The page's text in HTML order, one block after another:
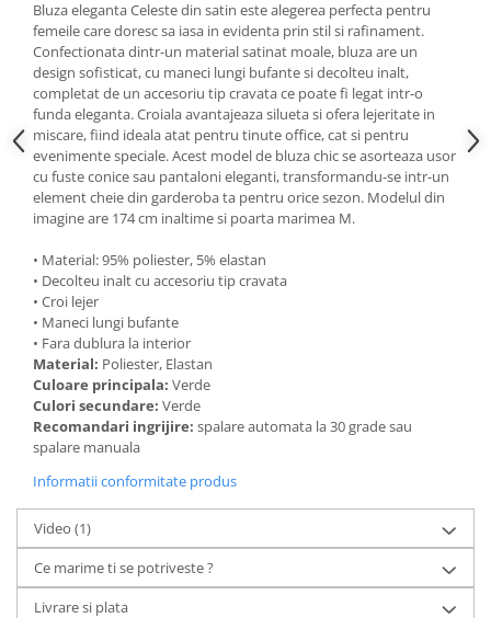
Bluza eleganta Celeste din satin este alegerea perfecta pentru
femeile care doresc sa iasa in evidenta prin stil si rafinament.
Confectionata dintr-un material satinat moale, bluza are un
design sofisticat, cu maneci lungi bufante si decolteu inalt,
completat de un accesoriu tip cravata ce poate fi legat intr-o
funda eleganta. Croiala avantajeaza silueta si ofera lejeritate in
miscare, fiind ideala atat pentru tinute office, cat si pentru
evenimente speciale. Acest model de bluza chic se asorteaza usor
cu fuste conice sau pantaloni eleganti, transformandu-se intr-un
element cheie din garderoba ta pentru orice sezon. Modelul din
imagine are 174 cm inaltime si poarta marimea M.
• Material: 95% poliester, 5% elastan
• Decolteu inalt cu accesoriu tip cravata
• Croi lejer
• Maneci lungi bufante
• Fara dublura la interior
Material: Poliester, Elastan
Culoare principala: Verde
Culori secundare: Verde
Recomandari ingrijire: spalare automata la 30 grade sau
spalare manuala
Informatii conformitate produs
Video (1)
Ce marime ti se potriveste ?
Livrare si plata